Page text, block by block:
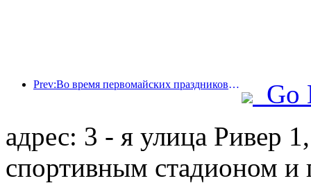
Prev:Во время первомайских праздников по железной дороге в дельте реки Янцзы было перевезено более 21,38 миллиона пассажиров.
Go
адрес: 3 - я улица Ривер
спортивным стадионом и